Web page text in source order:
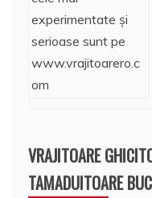
VRAJITOARE
TAMADUITOARE